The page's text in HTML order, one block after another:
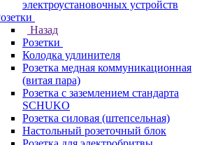
электроустановочных устройств
Назад
Розетки
Колодка удлинителя
Розетка медная коммуникационная
(витая пара)
Розетка с заземлением стандарта
SCHUKO
Розетка силовая (штепсельная)
Настольный розеточный блок